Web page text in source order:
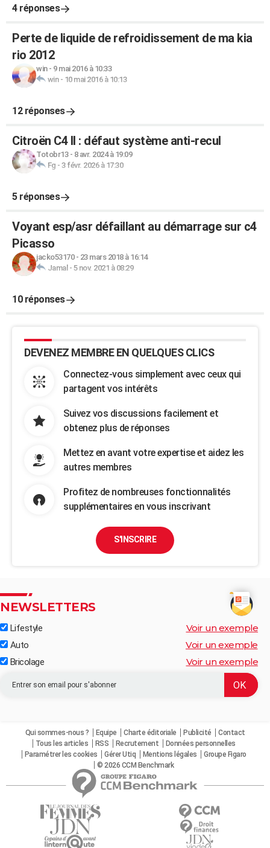
4 réponses
Perte de liquide de refroidissement de ma kia
rio 2012
win- 9 mai 2016 à 10:33
win- 10 mai 2016 à 10:13
12 réponses
Citroën C4 II : défaut système anti-recul
Totobr13- 8 avr. 2024 à 19:09
Fg - 3 févr. 2026 à 17:30
5 réponses
Voyant esp/asr défaillant au démarrage sur c4
Picasso
jacko53170- 23 mars 2018 à 16:14
Jamal - 5 nov. 2021 à 08:29
10 réponses
DEVENEZ MEMBRE EN QUELQUES CLICS
Connectez-vous simplement avec ceux qui
partagent vos intérêts
Suivez vos discussions facilement et
obtenez plus de réponses
Mettez en avant votre expertise et aidez les
autres membres
Profitez de nombreuses fonctionnalités
supplémentaires en vous inscrivant
S'INSCRIRE
NEWSLETTERS
Lifestyle Voir un exemple
Auto Voir un exemple
Bricolage Voir un exemple
Qui sommes-nous ? Equipe Charte éditoriale Publicité
Contact
Tous les articles
RSS Recrutement
Données personnelles
Paramétrer les cookies
Gérer Utiq Mentions légales
Groupe Figaro
© 2026 CCM Benchmark